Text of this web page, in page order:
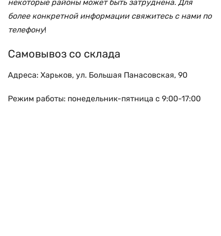
некоторые районы может быть затруднена. Для
более конкретной информации свяжитесь с нами по
телефону!
Самовывоз со склада
Адреса: Харьков, ул. Большая Панасовская, 90
Режим работы: понедельник-пятница с 9:00-17:00